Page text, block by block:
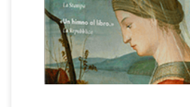
y occidente, Venecia destacó por un
eficiente y una libertad de